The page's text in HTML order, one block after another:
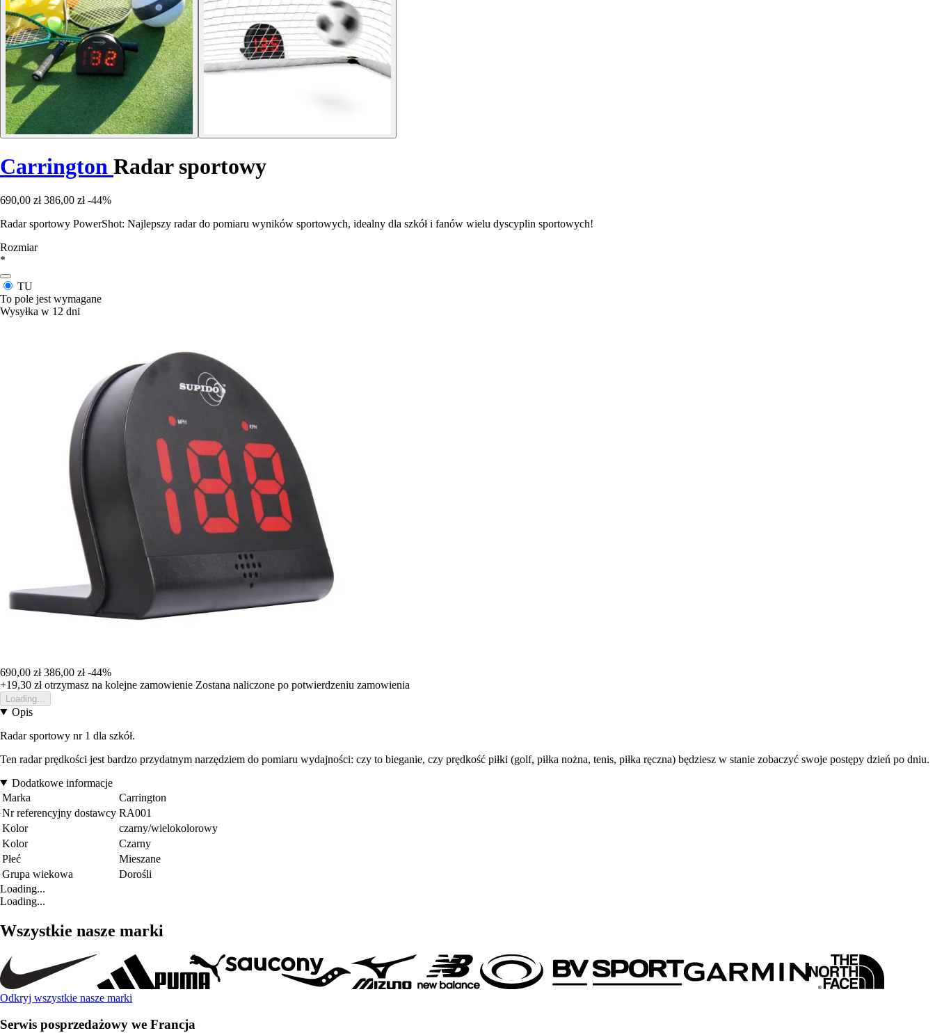
Carrington Radar sportowy
690,00 zł 386,00 zł -44%
Radar sportowy PowerShot: Najlepszy radar do pomiaru wyników sportowych, idealny dla szkół i fanów wielu dyscyplin sportowych!
Rozmiar
*
TU
To pole jest wymagane
Wysyłka w 12 dni
690,00 zł 386,00 zł -44%
+19,30 złotrzymasz na kolejne zamowienie Zostana naliczone po potwierdzeniu zamowienia
Loading...
Opis
Radar sportowy nr 1 dla szkół.
Ten radar prędkości jest bardzo przydatnym narzędziem do pomiaru wydajności: czy to bieganie, czy prędkość piłki (golf, piłka nożna, tenis, piłka ręczna) będziesz w stanie zobaczyć swoje postępy dzień po dniu.
Dodatkowe informacje
Marka
Carrington
Nr referencyjny dostawcy RA001
Kolor
czarny/wielokolorowy
Kolor
Czarny
Płeć
Mieszane
Grupa wiekowa
Dorośli
Loading...
Loading...
Wszystkie nasze marki
Odkryj wszystkie nasze marki
Serwis posprzedażowy we Francja